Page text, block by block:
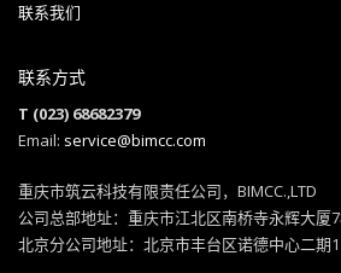
联系我们
联系方式
T (023) 68682379
Email: service@bimcc.com
重庆市筑云科技有限责任公司，BIMCC.,LTD
公司总部地址：重庆市江北区南桥寺永辉大厦
北京分公司地址：北京市丰台区诺德中心二期